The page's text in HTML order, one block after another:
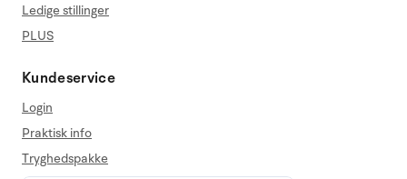
Ledige stillinger
PLUS
Kundeservice
Login
Praktisk info
Tryghedspakke